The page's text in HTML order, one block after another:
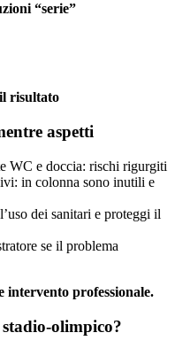
“serie”
risultato
aspetti
WC e doccia: rischi rigurgiti
in colonna sono inutili e
dei sanitari e proteggi il
se il problema
intervento professionale.
olimpico?